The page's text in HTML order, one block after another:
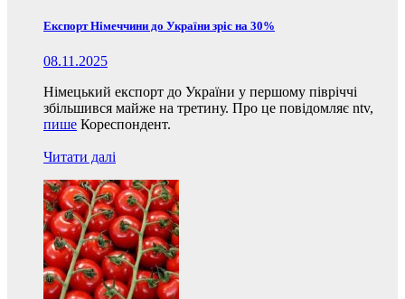
Експорт Німеччини до України зріс на 30%
08.11.2025
Німецький експорт до України у першому півріччі
збільшився майже на третину. Про це повідомляє ntv,
пише Кореспондент.
Читати далі